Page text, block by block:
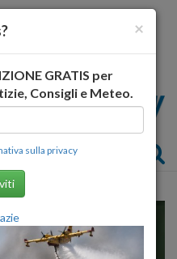
×
GRATIS per
Consigli e Meteo.
sulla privacy